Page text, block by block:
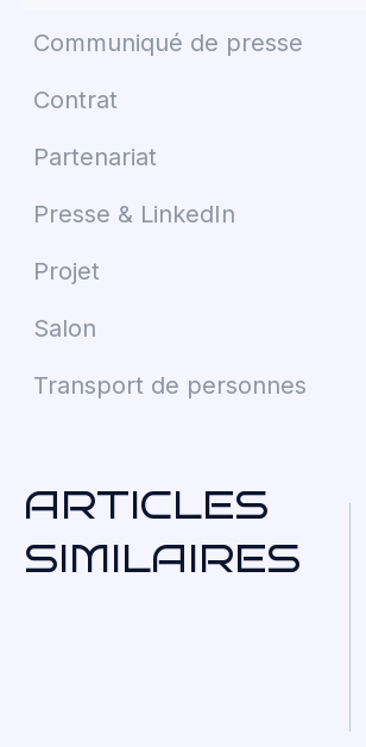
Communiqué de presse
Contrat
Partenariat
Presse & LinkedIn
Projet
Salon
Transport de personnes
ARTICLES
SIMILAIRES